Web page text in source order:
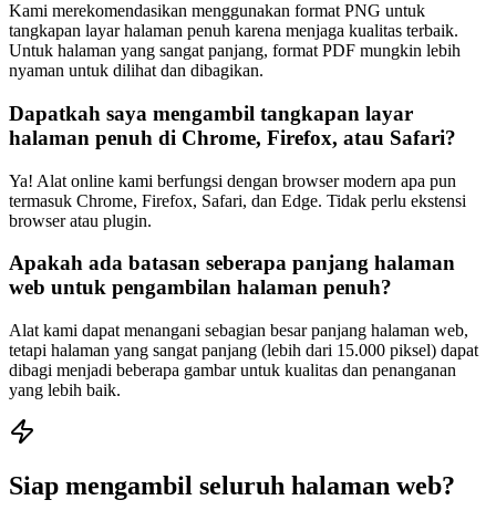
Kami merekomendasikan menggunakan format PNG untuk
tangkapan layar halaman penuh karena menjaga kualitas terbaik.
Untuk halaman yang sangat panjang, format PDF mungkin lebih
nyaman untuk dilihat dan dibagikan.
Dapatkah saya mengambil tangkapan layar
halaman penuh di Chrome, Firefox, atau Safari?
Ya! Alat online kami berfungsi dengan browser modern apa pun
termasuk Chrome, Firefox, Safari, dan Edge. Tidak perlu ekstensi
browser atau plugin.
Apakah ada batasan seberapa panjang halaman
web untuk pengambilan halaman penuh?
Alat kami dapat menangani sebagian besar panjang halaman web,
tetapi halaman yang sangat panjang (lebih dari 15.000 piksel) dapat
dibagi menjadi beberapa gambar untuk kualitas dan penanganan
yang lebih baik.
Siap mengambil seluruh halaman web?